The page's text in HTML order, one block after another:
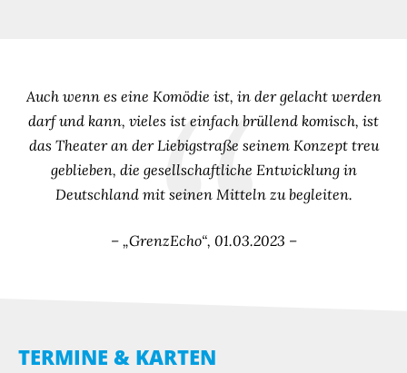
Auch wenn es eine Komödie ist, in der gelacht werden
darf und kann, vieles ist einfach brüllend komisch, ist
das Theater an der Liebigstraße seinem Konzept treu
geblieben, die gesellschaftliche Entwicklung in
Deutschland mit seinen Mitteln zu begleiten.
– „GrenzEcho“, 01.03.2023 –
TERMINE & KARTEN